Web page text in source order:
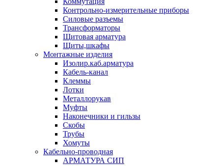
Контрольно-измерительные приборы
Силовые разъемы
Трансформаторы
Щитовая арматура
Щиты,шкафы
Монтажные изделия
Изолир.каб.арматура
Кабель-канал
Клеммы
Лотки
Металлорукав
Муфты
Наконечники и гильзы
Скобы
Трубы
Хомуты
Кабельно-проводная
АРМАТУРА СИП